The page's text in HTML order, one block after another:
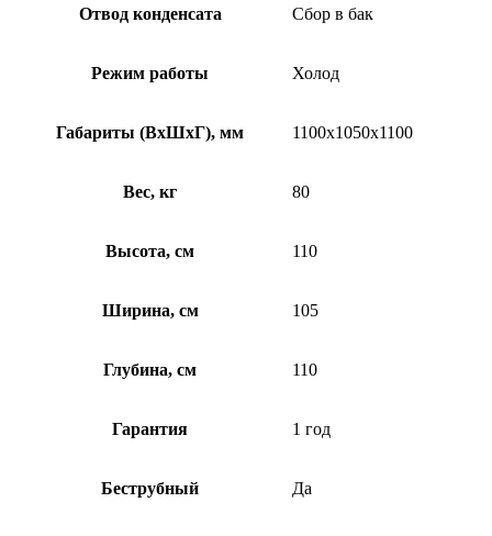
Отвод конденсата Сбор в бак
Режим работы Холод
Габариты (ВхШхГ), мм 1100х1050х1100
Вес, кг 80
Высота, см 110
Ширина, см 105
Глубина, см 110
Гарантия 1 год
Беструбный Да